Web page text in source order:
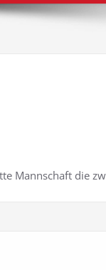
Mannschaft die